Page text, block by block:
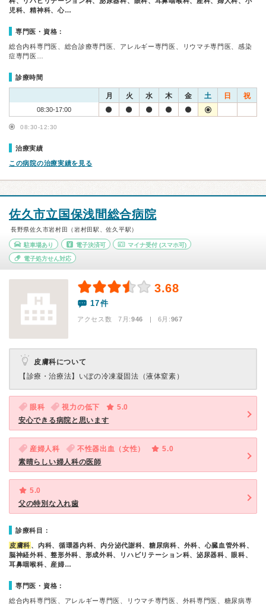
児科、精神科、心…
専門医・資格：
総合内科専門医、総合診療専門医、アレルギー専門医、リウマチ専門医、感染
症専門医…
診療時間
月 火 水 木 金 土 日 祝
08:30-17:00
08:30-12:30
治療実績
この病院の治療実績を見る
佐久市立国保浅間総合病院
長野県佐久市岩村田（岩村田駅、佐久平駅）
駐車場あり 電子決済可 マイナ受付 (スマホ可)
電子処方せん対応
3.68
17件
アクセス数 7月:946 | 6月:967
皮膚科について
【診療・治療法】 いぼの冷凍凝固法（液体窒素）
眼科 視力の低下
5.0
安心できる病院と思います
産婦人科 不性器出血（女性）
5.0
素晴らしい婦人科の医師
5.0
父の特別な入れ歯
診療科目：
皮膚科 、内科、循環器内科、内分泌代謝科、糖尿病科、外科、心臓血管外科、
脳神経外科、整形外科、形成外科、リハビリテーション科、泌尿器科、眼科、
耳鼻咽喉科、産婦…
専門医・資格：
総合内科専門医、アレルギー専門医、リウマチ専門医、外科専門医、糖尿病専